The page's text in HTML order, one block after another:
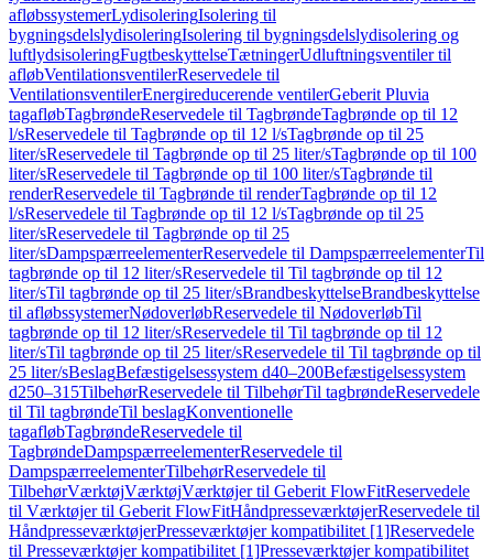
afløbssystemerLydisoleringIsolering til
bygningsdelslydisoleringIsolering til bygningsdelslydisolering og
luftlydsisoleringFugtbeskyttelseTætningerUdluftningsventiler til
afløbVentilationsventilerReservedele til
VentilationsventilerEnergireducerende ventilerGeberit Pluvia
tagafløbTagbrøndeReservedele til TagbrøndeTagbrønde op til 12
l/sReservedele til Tagbrønde op til 12 l/sTagbrønde op til 25
liter/sReservedele til Tagbrønde op til 25 liter/sTagbrønde op til 100
liter/sReservedele til Tagbrønde op til 100 liter/sTagbrønde til
renderReservedele til Tagbrønde til renderTagbrønde op til 12
l/sReservedele til Tagbrønde op til 12 l/sTagbrønde op til 25
liter/sReservedele til Tagbrønde op til 25
liter/sDampspærreelementerReservedele til DampspærreelementerTil
tagbrønde op til 12 liter/sReservedele til Til tagbrønde op til 12
liter/sTil tagbrønde op til 25 liter/sBrandbeskyttelseBrandbeskyttelse
til afløbssystemerNødoverløbReservedele til NødoverløbTil
tagbrønde op til 12 liter/sReservedele til Til tagbrønde op til 12
liter/sTil tagbrønde op til 25 liter/sReservedele til Til tagbrønde op til
25 liter/sBeslagBefæstigelsessystem d40–200Befæstigelsessystem
d250–315TilbehørReservedele til TilbehørTil tagbrøndeReservedele
til Til tagbrøndeTil beslagKonventionelle
tagafløbTagbrøndeReservedele til
TagbrøndeDampspærreelementerReservedele til
DampspærreelementerTilbehørReservedele til
TilbehørVærktøjVærktøjVærktøjer til Geberit FlowFitReservedele
til Værktøjer til Geberit FlowFitHåndpresseværktøjerReservedele til
HåndpresseværktøjerPresseværktøjer kompatibilitet [1]Reservedele
til Presseværktøjer kompatibilitet [1]Presseværktøjer kompatibilitet